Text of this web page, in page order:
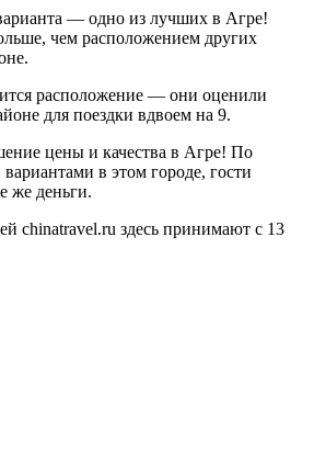
— одно из лучших в Агре!
чем расположением других
расположение — они оценили
для поездки вдвоем на 9.
цены и качества в Агре! По
в этом городе, гости
же деньги.
chinatravel.ru здесь принимают с 13